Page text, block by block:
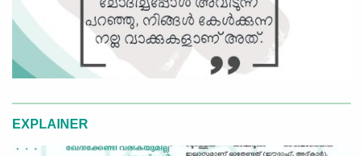
EXPLAINER